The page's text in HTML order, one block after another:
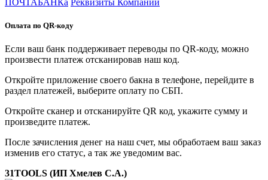
Оплата по QR-коду
Если ваш банк поддерживает переводы по QR-коду, можно
произвести платеж отсканировав наш код.
Откройте приложение своего бакна в телефоне, перейдите в
раздел платежей, выберите оплату по СБП.
Откройте сканер и отсканируйте QR код, укажите сумму и
произведите платеж.
После зачисления денег на наш счет, мы обработаем ваш заказ
изменив его статус, а так же уведомим вас.
31TOOLS (ИП Хмелев С.А.)